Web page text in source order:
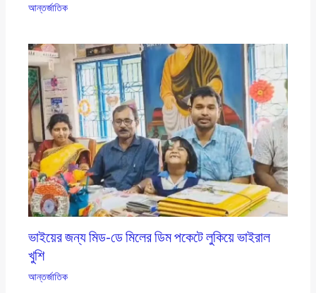
আন্তর্জাতিক
ভাইয়ের জন্য মিড-ডে মিলের ডিম পকেটে লুকিয়ে ভাইরাল
খুশি
আন্তর্জাতিক